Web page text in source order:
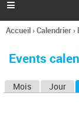
l
h
e

Vous
ici
Accueil›Calendrier›
Events
Mois Jour